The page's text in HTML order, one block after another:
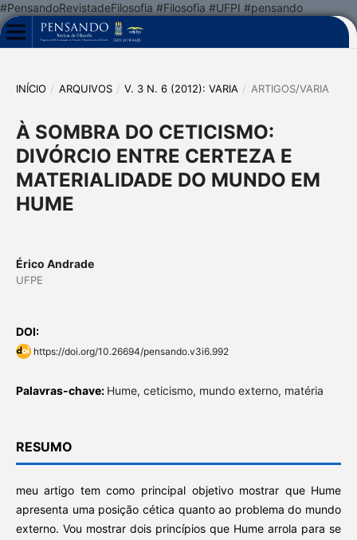
#PensandoRevistadeFilosofia #Filosofia #UFPI #pensando
INÍCIO / ARQUIVOS / V. 3 N. 6 (2012): VARIA / ARTIGOS/VARIA
À SOMBRA DO CETICISMO:
DIVÓRCIO ENTRE CERTEZA E
MATERIALIDADE DO MUNDO EM
HUME
Érico Andrade
UFPE
DOI:
https://doi.org/10.26694/pensando.v3i6.992
Palavras-chave: Hume, ceticismo, mundo externo, matéria
RESUMO
meu artigo tem como principal objetivo mostrar que Hume
apresenta uma posição cética quanto ao problema do mundo
externo. Vou mostrar dois princípios que Hume arrola para se